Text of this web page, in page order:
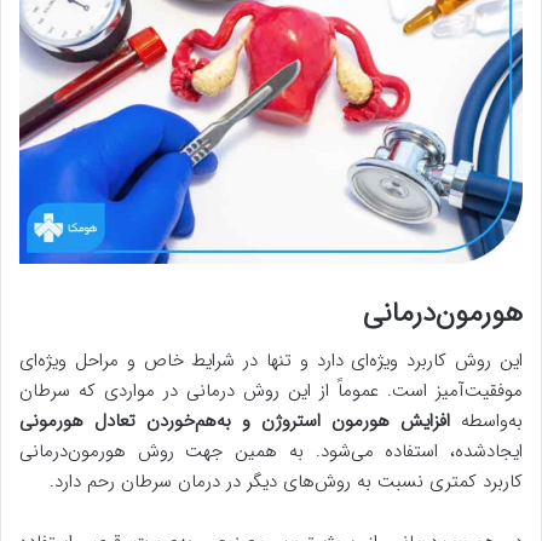
هورمون‌درمانی
این روش کاربرد ویژه‌ای دارد و تنها در شرایط خاص و مراحل ویژه‌ای
موفقیت‌آمیز است. عموماً از این روش درمانی در مواردی که سرطان
به‌واسطه افزایش هورمون استروژن و به‌هم‌خوردن تعادل هورمونی
ایجادشده، استفاده می‌شود. به همین جهت روش هورمون‌درمانی
کاربرد کمتری نسبت به روش‌های دیگر در درمان سرطان رحم دارد.